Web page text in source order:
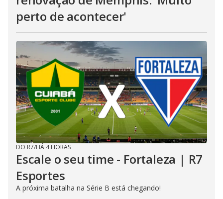
perto de acontecer'
DO R7/HÁ 4 HORAS
Escale o seu time - Fortaleza | R7
Esportes
A próxima batalha na Série B está chegando!